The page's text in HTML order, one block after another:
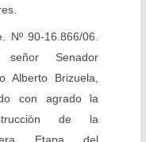
Nº 90-16.866/06.
señor Senador
Alberto Brizuela,
con agrado la
de la